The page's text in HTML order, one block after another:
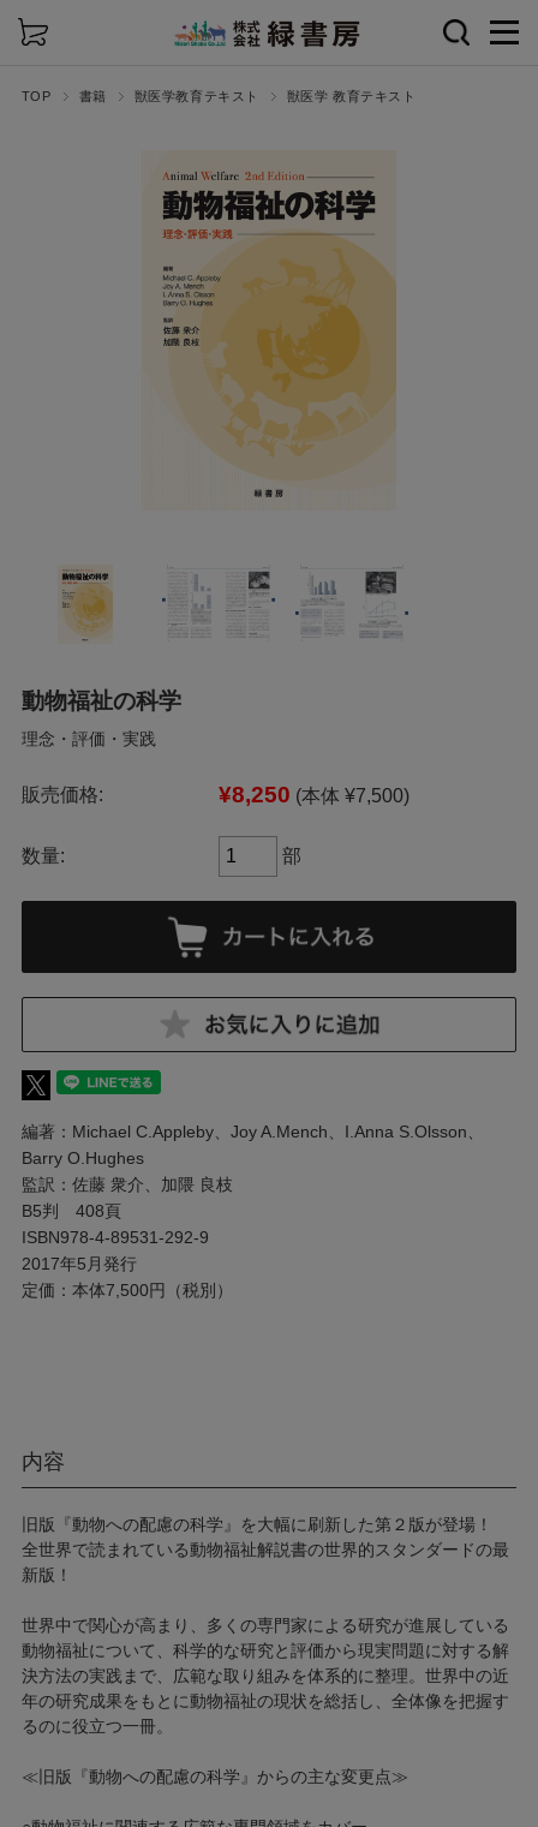
TOP 書籍 獣医学教育テキスト 獣医学 教育テキスト
動物福祉の科学
理念・評価・実践
販売価格: ¥8,250 (本体 ¥7,500)
数量: 部
編著：Michael C.Appleby、Joy A.Mench、I.Anna S.Olsson、
Barry O.Hughes
監訳：佐藤 衆介、加隈 良枝
B5判 408頁
ISBN978-4-89531-292-9
2017年5月発行
定価：本体7,500円（税別）
内容
旧版『動物への配慮の科学』を大幅に刷新した第２版が登場！
全世界で読まれている動物福祉解説書の世界的スタンダードの最
新版！
世界中で関心が高まり、多くの専門家による研究が進展している
動物福祉について、科学的な研究と評価から現実問題に対する解
決方法の実践まで、広範な取り組みを体系的に整理。世界中の近
年の研究成果をもとに動物福祉の現状を総括し、全体像を把握す
るのに役立つ一冊。
≪旧版『動物への配慮の科学』からの主な変更点≫